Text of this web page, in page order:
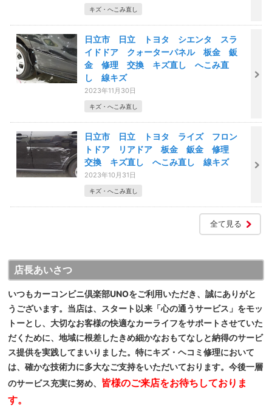
キズ・へこみ直し
日立市 日立 トヨタ シエンタ スラ
イドドア クォーターパネル 板金 鈑
金 修理 交換 キズ直し へこみ直
し 線キズ
2023年11月30日
キズ・へこみ直し
日立市 日立 トヨタ ライズ フロン
トドア リアドア 板金 鈑金 修理
交換 キズ直し へこみ直し 線キズ
2023年10月31日
キズ・へこみ直し
全て見る
店長あいさつ
いつもカーコンビニ倶楽部UNOをご利用いただき、誠にありがと
うございます。当店は、スタート以来「心の通うサービス」をモッ
トーとし、大切なお客様の快適なカーライフをサポートさせていた
だくために、地域に根差したきめ細かなおもてなしと納得のサービ
ス提供を実践してまいりました。特にキズ・ヘコミ修理において
は、確かな技術力に多大なご支持をいただいております。今後一層
のサービス充実に努め、 皆様のご来店をお待ちしておりま
す。